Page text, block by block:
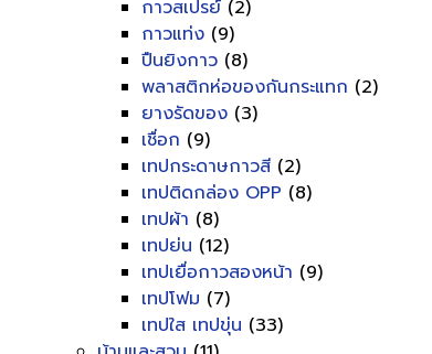
กาวสเปรย์ (2)
กาวแท่ง (9)
ปืนยิงกาว (8)
พลาสติกห่อของกันกระแทก (2)
ยางรัดของ (3)
เชื่อก (9)
เทปกระดาษกาวสี (2)
เทปติดกล่อง OPP (8)
เทปผ้า (8)
เทปย่น (12)
เทปเยื่อกาวสองหน้า (9)
เทปโฟม (7)
เทปใส เทปขุ่น (33)